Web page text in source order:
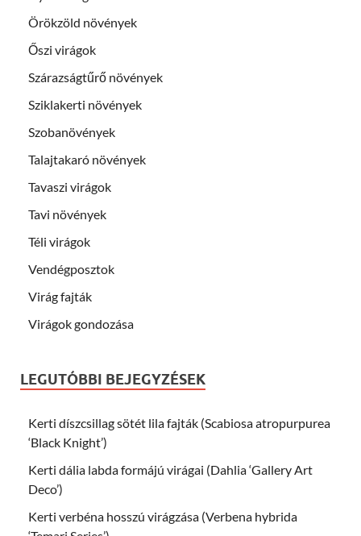
Örökzöld növények
Őszi virágok
Szárazságtűrő növények
Sziklakerti növények
Szobanövények
Talajtakaró növények
Tavaszi virágok
Tavi növények
Téli virágok
Vendégposztok
Virág fajták
Virágok gondozása
LEGUTÓBBI BEJEGYZÉSEK
Kerti díszcsillag sötét lila fajták (Scabiosa atropurpurea
‘Black Knight’)
Kerti dália labda formájú virágai (Dahlia ‘Gallery Art
Deco’)
Kerti verbéna hosszú virágzása (Verbena hybrida